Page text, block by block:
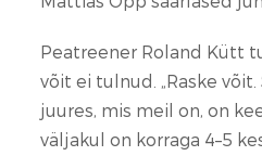
Peatreener Roland Kütt
võit ei tulnud. „Raske
juures, mis meil on, on
väljakul on korraga 4–5